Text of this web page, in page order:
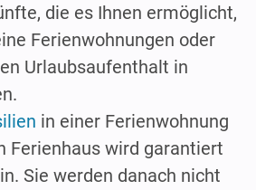
die es Ihnen ermöglicht,
Ferienwohnungen oder
Urlaubsaufenthalt in
in einer Ferienwohnung
Ferienhaus wird garantiert
Sie werden danach nicht